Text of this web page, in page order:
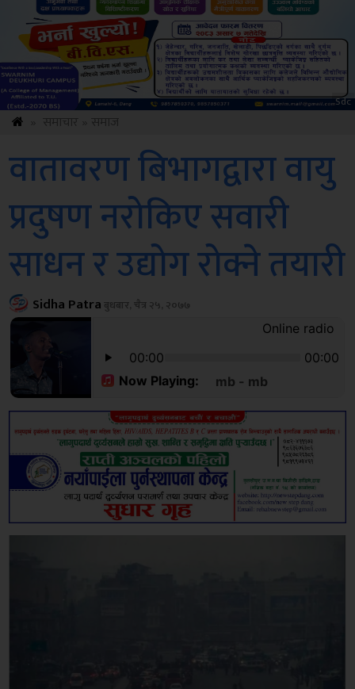
Amb
वातावरण बिभागद्वारा वायु
प्रदुषण नरोकिए सवारी
साधन र उद्योग रोक्ने तयारी
Sidha Patraबुधबार, चैत्र २५, २०७७